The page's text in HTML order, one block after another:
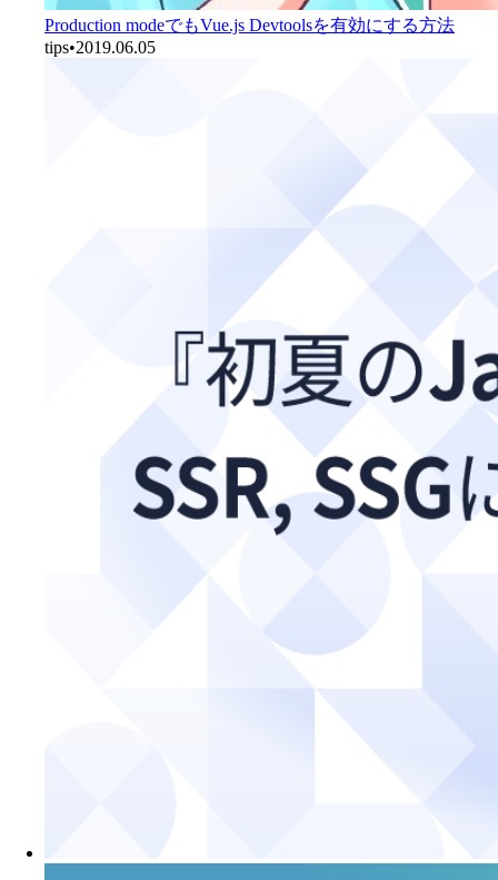
Production modeでもVue.js Devtoolsを有効にする方法
tips•2019.06.05